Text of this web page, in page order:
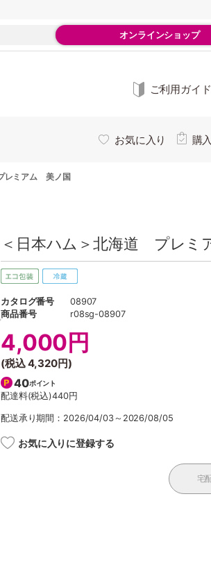
オンラインショップ
ご利用ガイド
お気に入り 購
レミアム 美ノ国
＜日本ハム＞北海道 プレ
カタログ番号
08907
商品番号
r08sg-08907
4,000円
(税込4,320円)
40ポイント
配達料(税込)440円
配送承り期間：2026/04/03～2026/08/05
お気に入りに登録する
宅